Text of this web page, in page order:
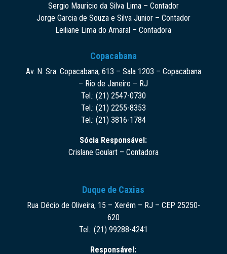
Sergio Mauricio da Silva Lima – Contador
Jorge Garcia de Souza e Silva Junior – Contador
Leiliane Lima do Amaral – Contadora
Copacabana
Av. N. Sra. Copacabana, 613 – Sala 1203 – Copacabana
– Rio de Janeiro – RJ
Tel.: (21) 2547-0730
Tel.: (21) 2255-8353
Tel.: (21) 3816-1784
Sócia Responsável:
Crislane Goulart – Contadora
Duque de Caxias
Rua Décio de Oliveira, 15 – Xerém – RJ – CEP 25250-
620
Tel.: (21) 99288-4241
Responsável: